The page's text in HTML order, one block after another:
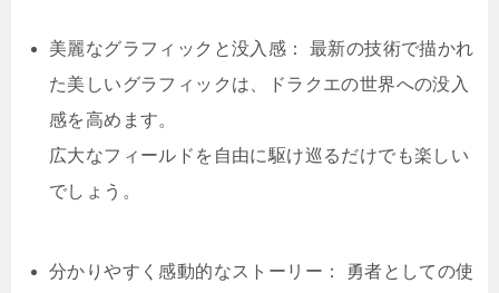
美麗なグラフィックと没入感： 最新の技術で描かれ
た美しいグラフィックは、ドラクエの世界への没入
感を高めます。
広大なフィールドを自由に駆け巡るだけでも楽しい
でしょう。
分かりやすく感動的なストーリー： 勇者としての使